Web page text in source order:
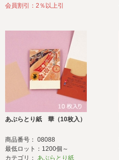
会員割引：2％以上引
あぶらとり紙 華（10枚入）
商品番号： 08088
最低ロット：1200個～
カテゴリ： あぶらとり紙